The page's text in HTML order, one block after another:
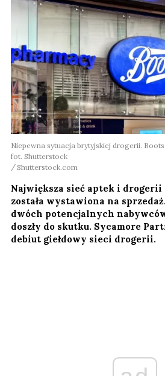
Niepewna sytuacja brytyjskiej drogerii.
fot. Shutterstock
Shutterstock.com
Największa sieć aptek i
została wystawiona na
dwóch potencjalnych
doszły do skutku. Sycamore
debiut giełdowy sieci drogerii.